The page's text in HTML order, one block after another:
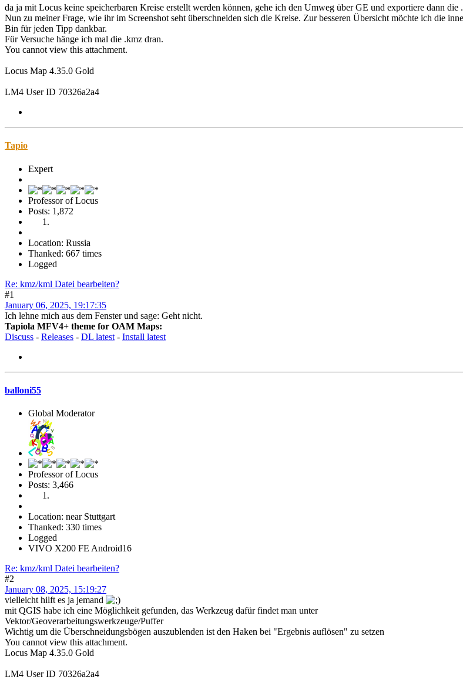
da ja mit Locus keine speicherbaren Kreise erstellt werden können, gehe ich den Umweg über GE und exportiere dann die
Nun zu meiner Frage, wie ihr im Screenshot seht überschneiden sich die Kreise. Zur besseren Übersicht möchte ich die
Bin für jeden Tipp dankbar.
Für Versuche hänge ich mal die .kmz dran.
You cannot view this attachment.
Locus Map 4.35.0 Gold
LM4 User ID 70326a2a4
Tapio
Expert
Professor of Locus
Posts: 1,872
Location: Russia
Thanked: 667 times
Logged
Re: kmz/kml Datei bearbeiten?
#1
January 06, 2025, 19:17:35
Ich lehne mich aus dem Fenster und sage: Geht nicht.
Tapiola MFV4+ theme for OAM Maps:
Discuss - Releases - DL latest - Install latest
balloni55
Global Moderator
Professor of Locus
Posts: 3,466
Location: near Stuttgart
Thanked: 330 times
Logged
VIVO X200 FE Android16
Re: kmz/kml Datei bearbeiten?
#2
January 08, 2025, 15:19:27
vielleicht hilft es ja jemand
mit QGIS habe ich eine Möglichkeit gefunden, das Werkzeug dafür findet man unter
Vektor/Geoverarbeitungswerkzeuge/Puffer
Wichtig um die Überschneidungsbögen auszublenden ist den Haken bei "Ergebnis auflösen" zu setzen
You cannot view this attachment.
Locus Map 4.35.0 Gold
LM4 User ID 70326a2a4